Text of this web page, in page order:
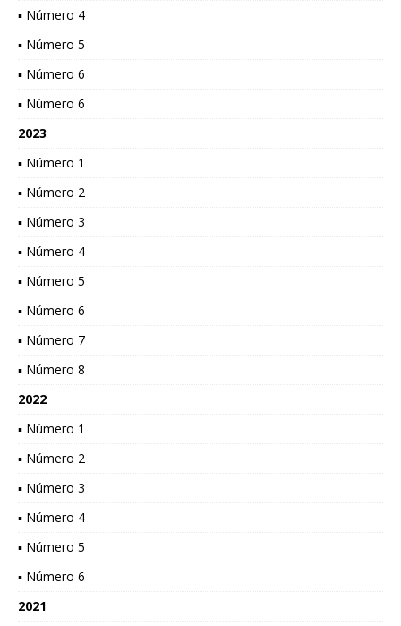
▪ Número 4
▪ Número 5
▪ Número 6
▪ Número 6
2023
▪ Número 1
▪ Número 2
▪ Número 3
▪ Número 4
▪ Número 5
▪ Número 6
▪ Número 7
▪ Número 8
2022
▪ Número 1
▪ Número 2
▪ Número 3
▪ Número 4
▪ Número 5
▪ Número 6
2021